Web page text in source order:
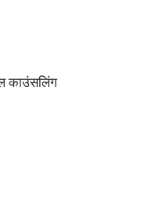
काउंसलिंग